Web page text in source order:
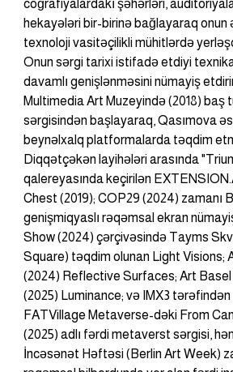
coğrafiyalardakı şəhərləri,
hekayələri bir-birinə bağlayaraq onun
texnoloji vasitəçilikli mühitlərdə
Onun sərgi tarixi istifadə etdiyi
davamlı genişlənməsini nümayiş
Multimedia Art Muzeyində (2018) baş
sərgisindən başlayaraq, Qasımova
beynəlxalq platformalarda təqdim
Diqqətçəkən layihələri arasında
qalereyasında keçirilən
Chest (2019); COP29 (2024) zamanı
genişmiqyaslı rəqəmsal ekran
Show (2024) çərçivəsində Tayms
Square) təqdim olunan Light Visions;
(2024) Reflective Surfaces; Art
(2025) Luminance; və IMX3
FATVillage Metaverse-dəki From
(2025) adlı fərdi metaverst sərgisi,
İncəsənət Həftəsi (Berlin Art Week)